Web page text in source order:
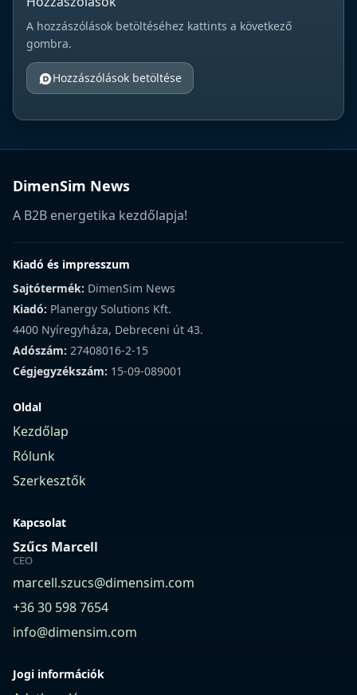
A hozzászólások betöltéséhez kattints a következő
gombra.
Hozzászólások betöltése
DimenSim News
A B2B energetika kezdőlapja!
Kiadó és impresszum
Sajtótermék: DimenSim News
Kiadó: Planergy Solutions Kft.
4400 Nyíregyháza, Debreceni út 43.
Adószám: 27408016-2-15
Cégjegyzékszám: 15-09-089001
Oldal
Kezdőlap
Rólunk
Szerkesztők
Kapcsolat
Szűcs Marcell
CEO
marcell.szucs@dimensim.com
+36 30 598 7654
info@dimensim.com
Jogi információk